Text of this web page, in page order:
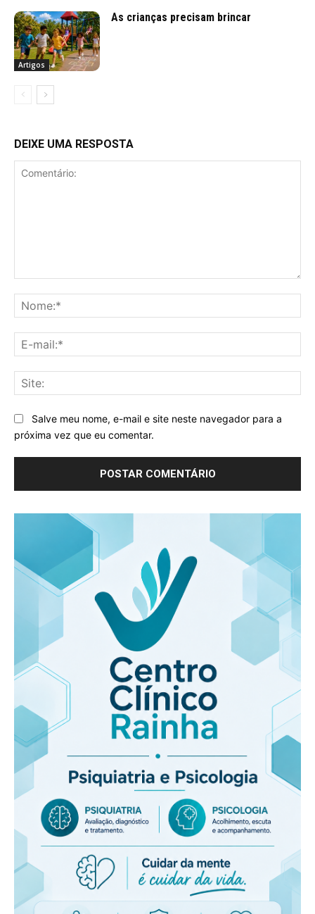
Artigos
As crianças precisam brincar
DEIXE UMA RESPOSTA
Salve meu nome, e-mail e site neste navegador para a
próxima vez que eu comentar.